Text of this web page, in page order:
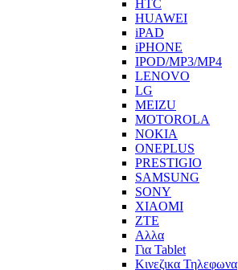
HTC
HUAWEI
iPAD
iPHONE
IPOD/MP3/MP4
LENOVO
LG
MEIZU
MOTOROLA
NOKIA
ONEPLUS
PRESTIGIO
SAMSUNG
SONY
XIAOMI
ZTE
Αλλα
Για Tablet
Κινεζικα Τηλεφωνα